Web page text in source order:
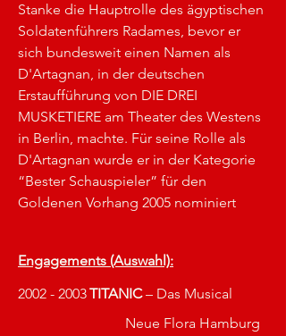
Stanke die Hauptrolle des ägyptischen
Soldatenführers Radames, bevor er
sich bundesweit einen Namen als
D'Artagnan, in der deutschen
Erstaufführung von DIE DREI
MUSKETIERE am Theater des Westens
in Berlin, machte. Für seine Rolle als
D'Artagnan wurde er in der Kategorie
“Bester Schauspieler” für den
Goldenen Vorhang 2005 nominiert
Engagements (Auswahl):
TITANIC – Das Musical
			Neue Flora Hamburg